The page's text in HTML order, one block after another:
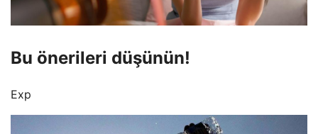
Bu önerileri düşünün!
Exp